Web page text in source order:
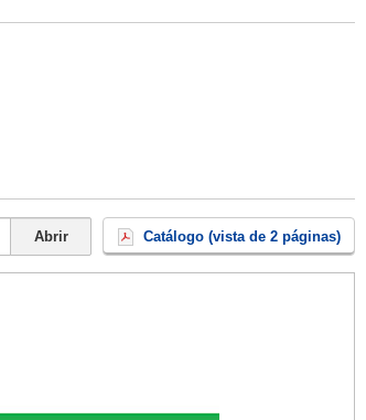
Abrir Catálogo (vista de 2 páginas)